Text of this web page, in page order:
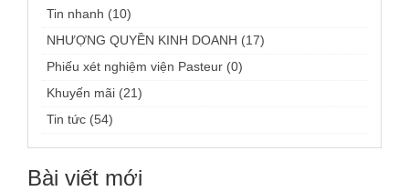
Tin nhanh (10)
NHƯỢNG QUYỀN KINH DOANH (17)
Phiếu xét nghiệm viện Pasteur (0)
Khuyến mãi (21)
Tin tức (54)
Bài viết mới